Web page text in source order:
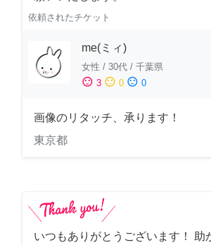
依頼されたチケット
me(ミィ)
女性 / 30代 / 千葉県
sentiment_satisfied 3 sentiment_neutral 0 sentiment_dissatisfied 0
画像のリタッチ、承ります！
東京都
いつもありがとうございます！ 助